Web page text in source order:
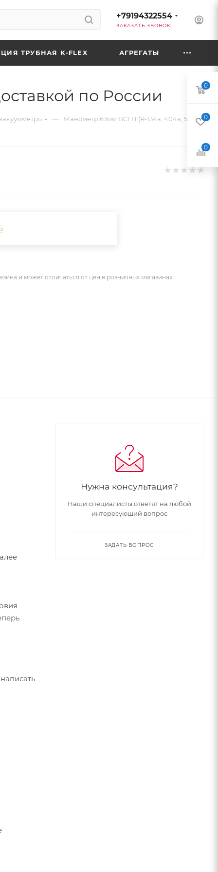
+79194322554
ЗАКАЗАТЬ ЗВОНОК
ТРУБНАЯ K-FLEX АГРЕГАТЫ
по России
— Манометр 63мм BCFH (R-134а, 404а, 507а)
и может отличаться от цен в розничных магазинах
Нужна консультация?
Наши специалисты ответят на любой
интересующий вопрос
ЗАДАТЬ ВОПРОС
0
0
0